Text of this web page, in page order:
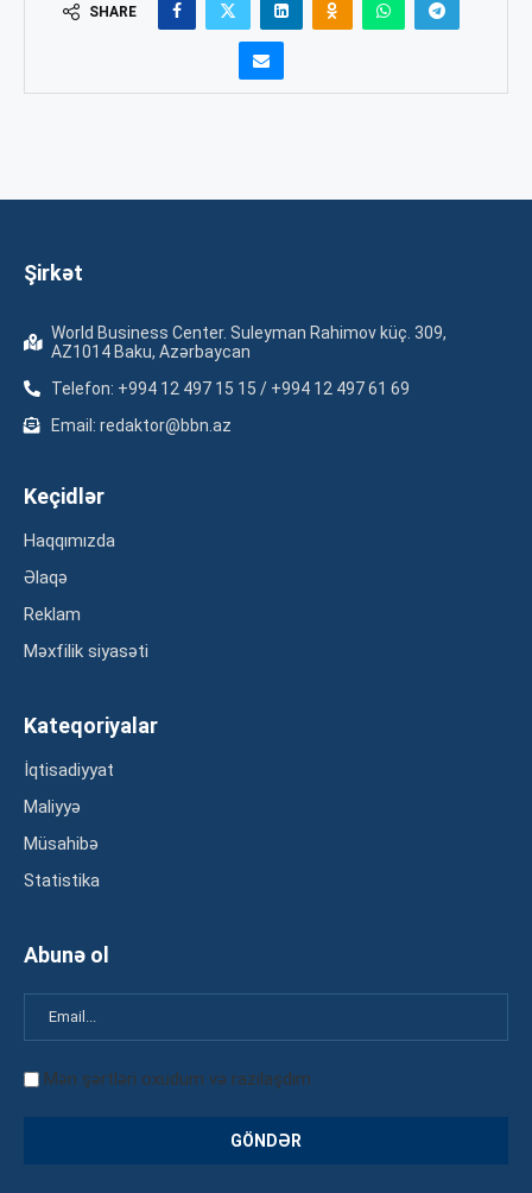
SHARE
Şirkət
World Business Center. Suleyman Rahimov küç. 309,
AZ1014 Baku, Azərbaycan
Telefon: +994 12 497 15 15 / +994 12 497 61 69
Email: redaktor@bbn.az
Keçidlər
Haqqımızda
Əlaqə
Reklam
Məxfilik siyasəti
Kateqoriyalar
İqtisadiyyat
Maliyyə
Müsahibə
Statistika
Abunə ol
Mən şərtləri oxudum və razılaşdım